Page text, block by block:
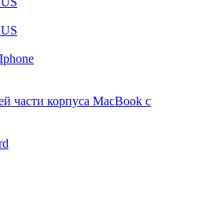
части корпуса MacBook с